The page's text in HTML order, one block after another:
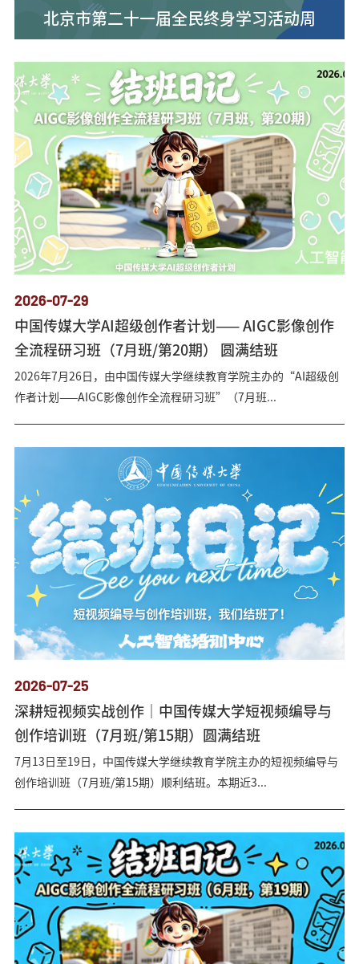
北京市第二十一届全民终身学习活动周
2026-07-29
中国传媒大学AI超级创作者计划—— AIGC影像创作
全流程研习班（7月班/第20期） 圆满结班
2026年7月26日，由中国传媒大学继续教育学院主办的“AI超级创
作者计划——AIGC影像创作全流程研习班”（7月班...
2026-07-25
深耕短视频实战创作｜中国传媒大学短视频编导与
创作培训班（7月班/第15期）圆满结班
7月13日至19日，中国传媒大学继续教育学院主办的短视频编导与
创作培训班（7月班/第15期）顺利结班。本期近3...